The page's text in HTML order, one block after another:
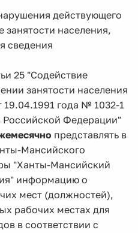
действующего
занятости населения,
сведения
25 "Содействие
занятости населения
19.04.1991 года № 1032-1
Российской Федерации"
представлять в
Мансийского
"Ханты-Мансийский
информацию о
мест (должностей),
рабочих местах для
в соответствии с